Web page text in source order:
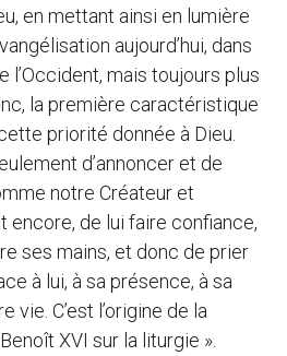
en mettant ainsi en lumière
aujourd’hui, dans
l’Occident, mais toujours plus
la première caractéristique
priorité donnée à Dieu.
d’annoncer et de
notre Créateur et
encore, de lui faire confiance,
ses mains, et donc de prier
à lui, à sa présence, à sa
vie. C’est l’origine de la
XVI sur la liturgie ».